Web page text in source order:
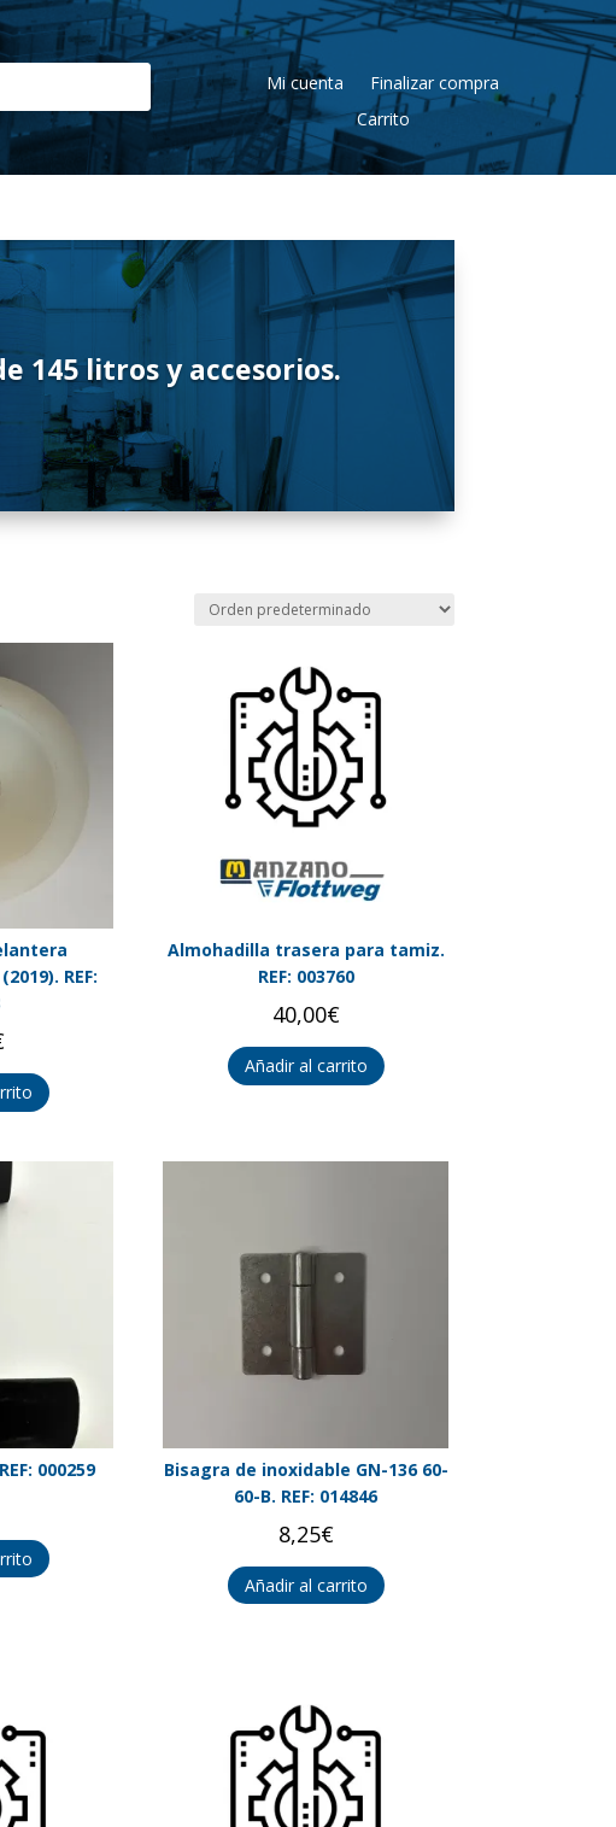
Mi cuenta
Finalizar compra
Carrito
145 litros y accesorios.
REF:
Almohadilla trasera para tamiz.
REF: 003760
40,00€
Añadir al carrito
000259
Bisagra de inoxidable GN-136 60-
60-B. REF: 014846
8,25€
Añadir al carrito